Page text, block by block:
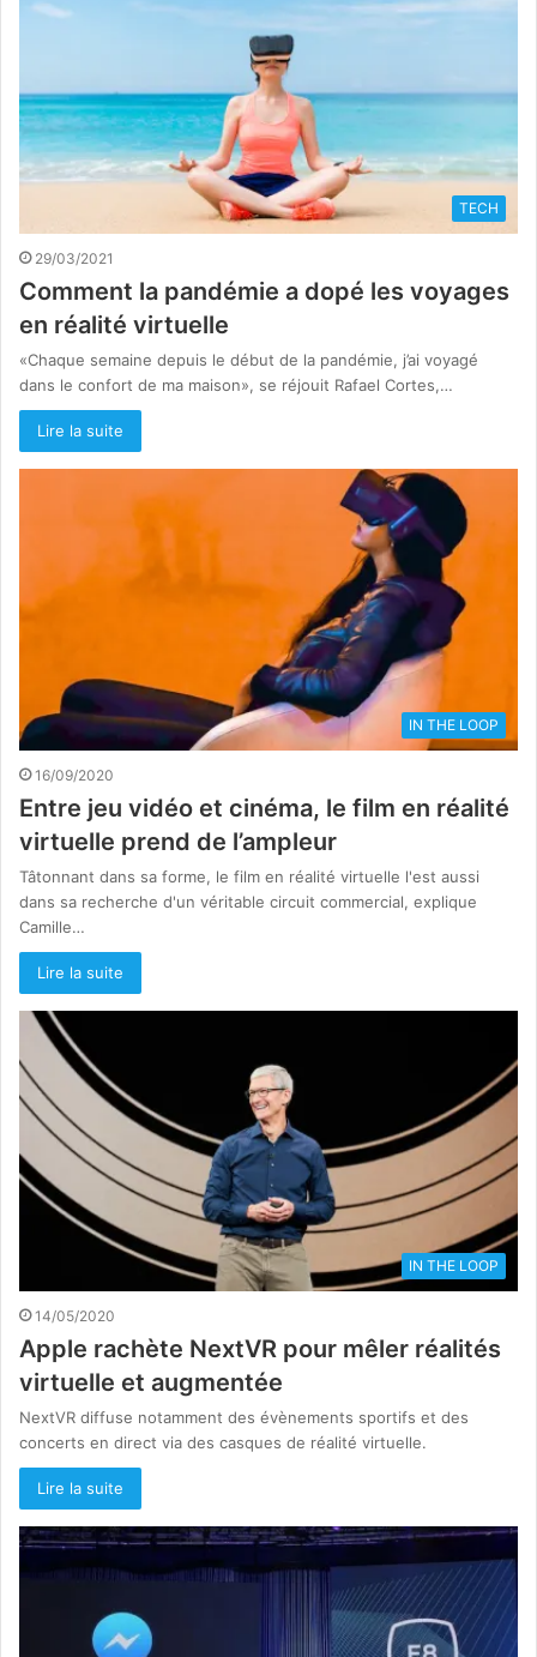
TECH
29/03/2021
Comment la pandémie a dopé les voyages
en réalité virtuelle
«Chaque semaine depuis le début de la pandémie, j’ai voyagé
dans le confort de ma maison», se réjouit Rafael Cortes,…
Lire la suite
IN THE LOOP
16/09/2020
Entre jeu vidéo et cinéma, le film en réalité
virtuelle prend de l’ampleur
Tâtonnant dans sa forme, le film en réalité virtuelle l'est aussi
dans sa recherche d'un véritable circuit commercial, explique
Camille…
Lire la suite
IN THE LOOP
14/05/2020
Apple rachète NextVR pour mêler réalités
virtuelle et augmentée
NextVR diffuse notamment des évènements sportifs et des
concerts en direct via des casques de réalité virtuelle.
Lire la suite